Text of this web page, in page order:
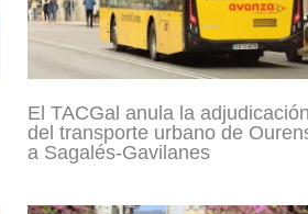
El TACGal anula la
del transporte urbano de
a Sagalés-Gavilanes